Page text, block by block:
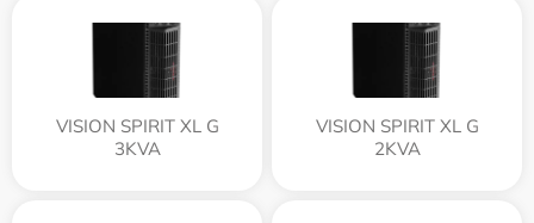
VISION SPIRIT XL G
3KVA
VISION SPIRIT XL G
2KVA